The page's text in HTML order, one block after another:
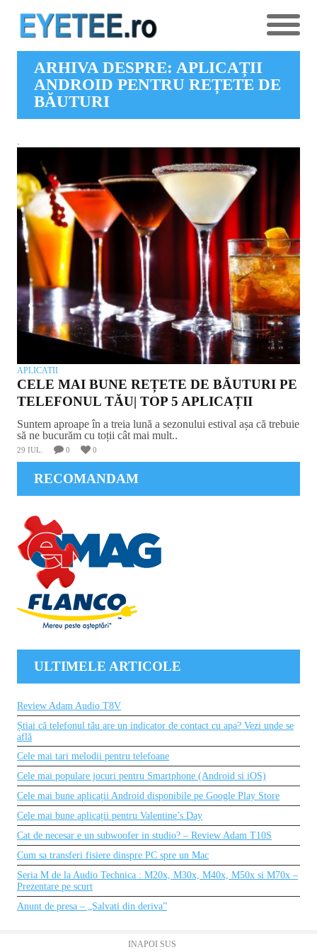
ARHIVA DESPRE: APLICAȚII
ANDROID PENTRU REȚETE DE
BĂUTURI
APLICATII
CELE MAI BUNE REȚETE DE BĂUTURI PE
TELEFONUL TĂU| TOP 5 APLICAȚII
Suntem aproape în a treia lună a sezonului estival așa că trebuie
să ne bucurăm cu toții cât mai mult..
29 IUL. 0 0
RECOMANDAM
ULTIMELE ARTICOLE
Review Adam Audio T8V
Știai că telefonul tău are un indicator de contact cu apa? Vezi unde se
află
Cele mai tari melodii pentru telefoane
Cele mai populare jocuri pentru Smartphone (Android si iOS)
Cele mai bune aplicații Android disponibile pe Google Play Store
Cele mai bune aplicații pentru Valentine’s Day
Cat de necesar e un subwoofer in studio? – Review Adam T10S
Cum sa transferi fisiere dinspre PC spre un Mac
Seria M de la Audio Technica : M20x, M30x, M40x, M50x si M70x –
Prezentare pe scurt
Anunt de presa – „Salvati din deriva”
INAPOI SUS